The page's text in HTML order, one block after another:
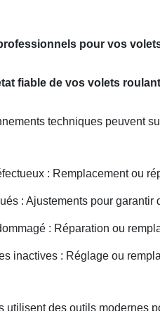
pour vos
fiable de vos volets
techniques peuvent
: Remplacement ou
: Ajustements pour
: Réparation ou
inactives : Réglage ou
utilisent des outils modernes